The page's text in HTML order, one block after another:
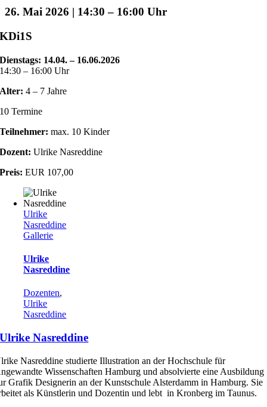
26. Mai 2026 | 14:30 – 16:00
KDi1S
Dienstags: 14.04. – 16.06.2026
14:30 – 16:00 Uhr
Alter: 4 – 7 Jahre
10 Termine
Teilnehmer: max. 10 Kinder
Dozent: Ulrike Nasreddine
Preis: EUR 107,00
Ulrike
Nasreddine
Gallerie
Ulrike
Nasreddine
Dozenten,
Ulrike
Nasreddine
Ulrike Nasreddine
Nasreddine studierte Illustration an der Hochschule für
Wissenschaften Hamburg und absolvierte eine Ausbildung
Grafik Designerin an der Kunstschule Alsterdamm in Hamburg. Sie
als Künstlerin und Dozentin und lebt in Kronberg im Taunus.